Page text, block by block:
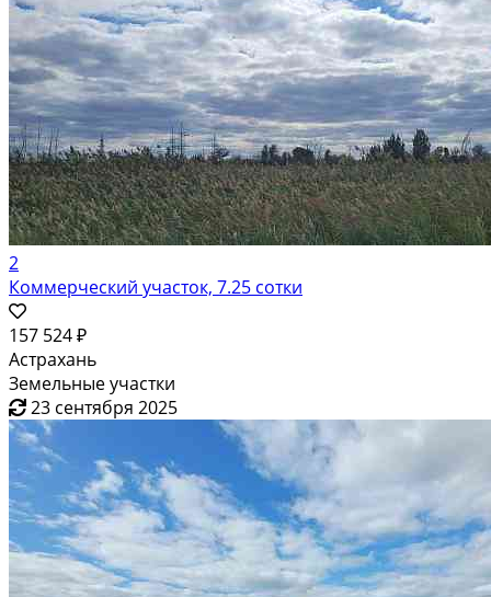
2
Коммерческий участок, 7.25 сотки
157 524 ₽
Астрахань
Земельные участки
23 сентября 2025